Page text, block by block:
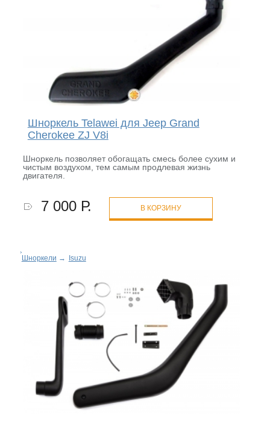
Шноркель Telawei для Jeep Grand
Cherokee ZJ V8i
Шноркель позволяет обогащать смесь более сухим и
чистым воздухом, тем самым продлевая жизнь
двигателя.
7 000 Р. В КОРЗИНУ
Шноркели → Isuzu